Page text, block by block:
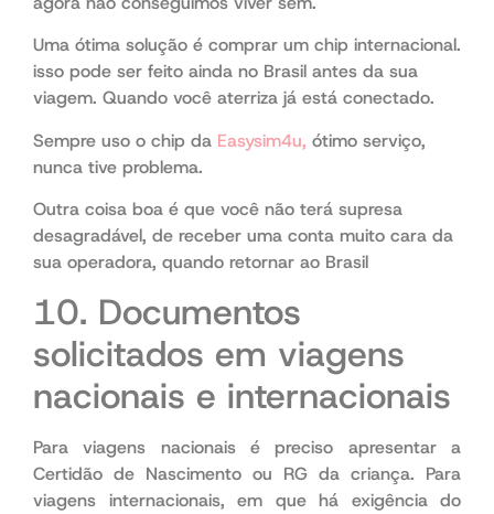
Uma ótima solução é comprar um chip internacional.
isso pode ser feito ainda no Brasil antes da sua
viagem. Quando você aterriza já está conectado.
Sempre uso o chip da Easysim4u, ótimo serviço,
nunca tive problema.
Outra coisa boa é que você não terá supresa
desagradável, de receber uma conta muito cara da
sua operadora, quando retornar ao Brasil
10. Documentos
solicitados em viagens
nacionais e internacionais
Para viagens nacionais é preciso apresentar a
Certidão de Nascimento ou RG da criança. Para
viagens internacionais, em que há exigência do